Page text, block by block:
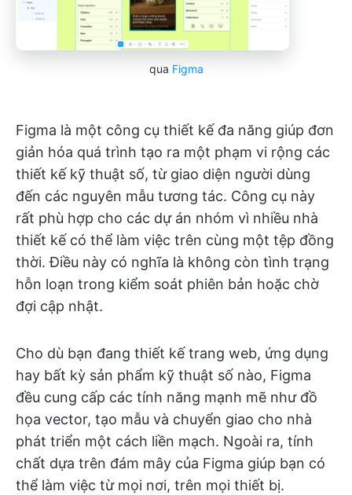
qua Figma
Figma là một công cụ thiết kế đa năng giúp đơn
giản hóa quá trình tạo ra một phạm vi rộng các
thiết kế kỹ thuật số, từ giao diện người dùng
đến các nguyên mẫu tương tác. Công cụ này
rất phù hợp cho các dự án nhóm vì nhiều nhà
thiết kế có thể làm việc trên cùng một tệp đồng
thời. Điều này có nghĩa là không còn tình trạng
hỗn loạn trong kiểm soát phiên bản hoặc chờ
đợi cập nhật.
Cho dù bạn đang thiết kế trang web, ứng dụng
hay bất kỳ sản phẩm kỹ thuật số nào, Figma
đều cung cấp các tính năng mạnh mẽ như đồ
họa vector, tạo mẫu và chuyển giao cho nhà
phát triển một cách liền mạch. Ngoài ra, tính
chất dựa trên đám mây của Figma giúp bạn có
thể làm việc từ mọi nơi, trên mọi thiết bị.